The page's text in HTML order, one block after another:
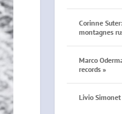
Corinne
montagnes
Marco
records »
Livio